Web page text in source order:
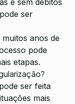
e sem débitos
ser
anos de
pode
etapas.
ser feita
mais